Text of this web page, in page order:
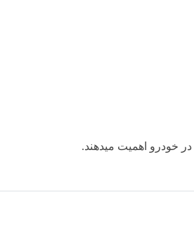
خودرو اهمیت میدهند.